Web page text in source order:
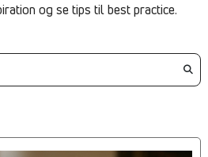
og se tips til best practice.